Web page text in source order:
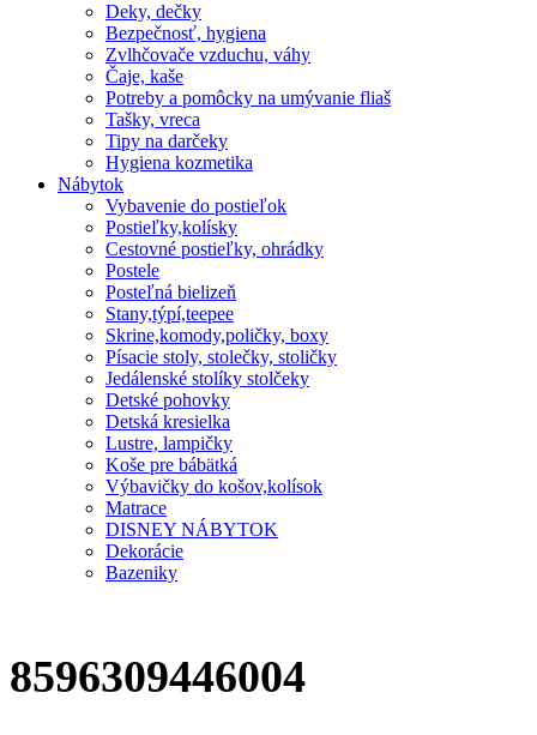
Deky, dečky
Bezpečnosť, hygiena
Zvlhčovače vzduchu, váhy
Čaje, kaše
Potreby a pomôcky na umývanie fliaš
Tašky, vreca
Tipy na darčeky
Hygiena kozmetika
Nábytok
Vybavenie do postieľok
Postieľky,kolísky
Cestovné postieľky, ohrádky
Postele
Posteľná bielizeň
Stany,týpí,teepee
Skrine,komody,poličky, boxy
Písacie stoly, stolečky, stoličky
Jedálenské stolíky stolčeky
Detské pohovky
Detská kresielka
Lustre, lampičky
Koše pre bábätká
Výbavičky do košov,kolísok
Matrace
DISNEY NÁBYTOK
Dekorácie
Bazeniky
8596309446004